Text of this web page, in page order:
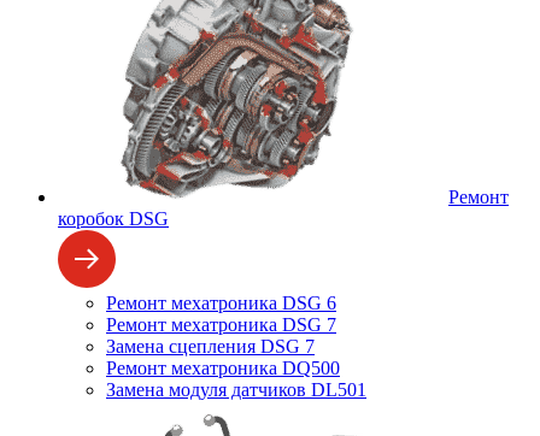
Ремонт
коробок DSG
Ремонт мехатроника DSG 6
Ремонт мехатроника DSG 7
Замена сцепления DSG 7
Ремонт мехатроника DQ500
Замена модуля датчиков DL501